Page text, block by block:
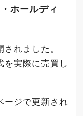
ホールディ
れました。
を実際に売買し
ージで更新され